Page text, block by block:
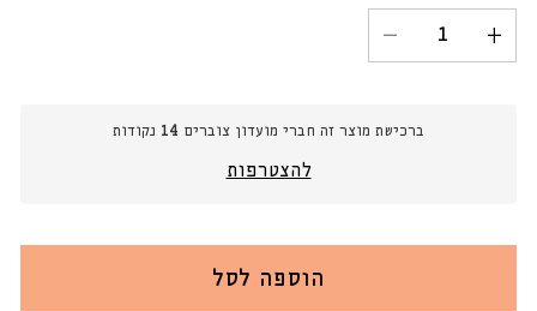
הגדל
כמות
כמות
כביסה
ברכישת מוצר זה חברי מועדון צוברים 14 נקודות
להצטרפות
הוספה לסל